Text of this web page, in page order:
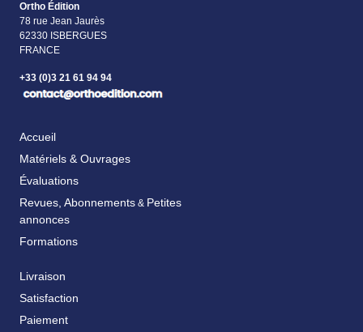
Ortho Édition
78 rue Jean Jaurès
62330 ISBERGUES
FRANCE
+33 (0)3 21 61 94 94
Accueil
Matériels & Ouvrages
Évaluations
Revues, Abonnements & Petites
annonces
Formations
Livraison
Satisfaction
Paiement